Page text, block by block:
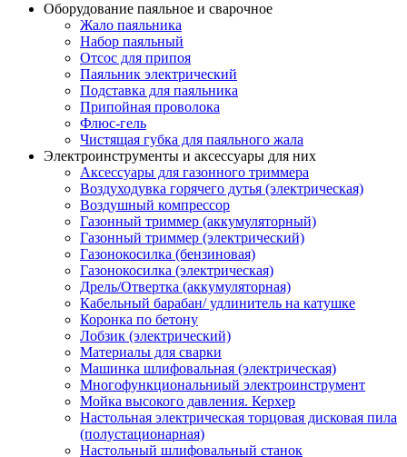
Оборудование паяльное и сварочное
Жало паяльника
Набор паяльный
Отсос для припоя
Паяльник электрический
Подставка для паяльника
Припойная проволока
Флюс-гель
Чистящая губка для паяльного жала
Электроинструменты и аксессуары для них
Аксессуары для газонного триммера
Воздуходувка горячего дутья (электрическая)
Воздушный компрессор
Газонный триммер (аккумуляторный)
Газонный триммер (электрический)
Газонокосилка (бензиновая)
Газонокосилка (электрическая)
Дрель/Отвертка (аккумуляторная)
Кабельный барабан/ удлинитель на катушке
Коронка по бетону
Лобзик (электрический)
Материалы для сварки
Машинка шлифовальная (электрическая)
Многофункциональниый электроинструмент
Мойка высокого давления. Керхер
Настольная электрическая торцовая дисковая пила
(полустационарная)
Настольный шлифовальный станок